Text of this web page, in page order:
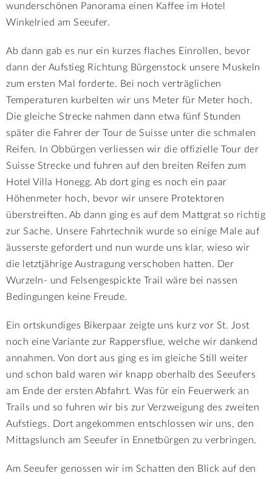
wunderschönen Panorama einen Kaffee im Hotel
Winkelried am Seeufer.
Ab dann gab es nur ein kurzes flaches Einrollen, bevor
dann der Aufstieg Richtung Bürgenstock unsere Muskeln
zum ersten Mal forderte. Bei noch verträglichen
Temperaturen kurbelten wir uns Meter für Meter hoch.
Die gleiche Strecke nahmen dann etwa fünf Stunden
später die Fahrer der Tour de Suisse unter die schmalen
Reifen. In Obbürgen verliessen wir die offizielle Tour der
Suisse Strecke und fuhren auf den breiten Reifen zum
Hotel Villa Honegg. Ab dort ging es noch ein paar
Höhenmeter hoch, bevor wir unsere Protektoren
überstreiften. Ab dann ging es auf dem Mattgrat so richtig
zur Sache. Unsere Fahrtechnik wurde so einige Male auf
äusserste gefordert und nun wurde uns klar, wieso wir
die letztjährige Austragung verschoben hatten. Der
Wurzeln- und Felsengespickte Trail wäre bei nassen
Bedingungen keine Freude.
Ein ortskundiges Bikerpaar zeigte uns kurz vor St. Jost
noch eine Variante zur Rappersflue, welche wir dankend
annahmen. Von dort aus ging es im gleiche Still weiter
und schon bald waren wir knapp oberhalb des Seeufers
am Ende der ersten Abfahrt. Was für ein Feuerwerk an
Trails und so fuhren wir bis zur Verzweigung des zweiten
Aufstiegs. Dort angekommen entschlossen wir uns, den
Mittagslunch am Seeufer in Ennetbürgen zu verbringen.
Am Seeufer genossen wir im Schatten den Blick auf den